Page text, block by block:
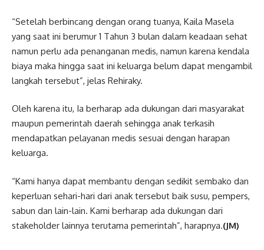
“Setelah berbincang dengan orang tuanya, Kaila Masela
yang saat ini berumur 1 Tahun 3 bulan dalam keadaan sehat
namun perlu ada penanganan medis, namun karena kendala
biaya maka hingga saat ini keluarga belum dapat mengambil
langkah tersebut”, jelas Rehiraky.
Oleh karena itu, Ia berharap ada dukungan dari masyarakat
maupun pemerintah daerah sehingga anak terkasih
mendapatkan pelayanan medis sesuai dengan harapan
keluarga.
“Kami hanya dapat membantu dengan sedikit sembako dan
keperluan sehari-hari dari anak tersebut baik susu, pempers,
sabun dan lain-lain. Kami berharap ada dukungan dari
stakeholder lainnya terutama pemerintah”, harapnya.(JM)